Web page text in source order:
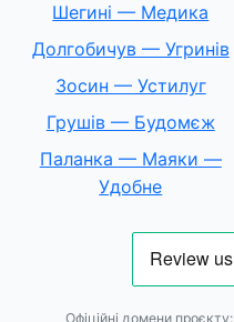
Шегині — Медика
Долгобичув — Угринів
Зосин — Устилуг
Грушів — Будомєж
Паланка — Маяки —
Удобне
Офіційні домени проєкту: